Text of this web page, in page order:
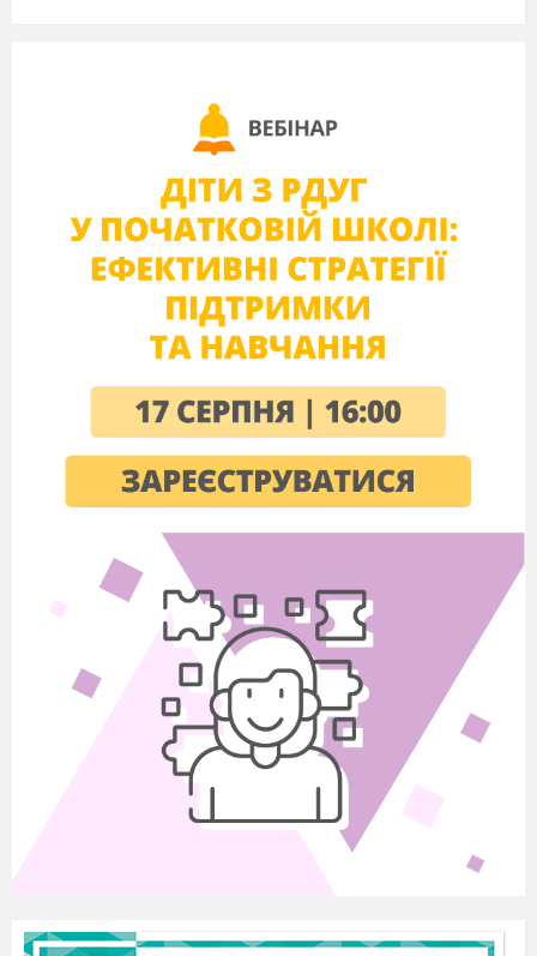
Ведучий 1 -Good evening, dear guests.
Welcome to our party!
Today we will get
acquainted with a well -known
Halloween.
In Europe the night of the ghosts and witches was
The word itself, "Halloween," actually has its